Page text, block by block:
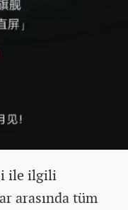
ile ilgili
arasında tüm